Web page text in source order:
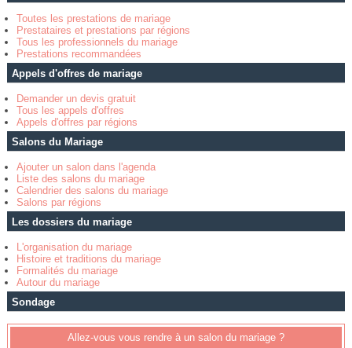
Toutes les prestations de mariage
Prestataires et prestations par régions
Tous les professionnels du mariage
Prestations recommandées
Appels d'offres de mariage
Demander un devis gratuit
Tous les appels d'offres
Appels d'offres par régions
Salons du Mariage
Ajouter un salon dans l'agenda
Liste des salons du mariage
Calendrier des salons du mariage
Salons par régions
Les dossiers du mariage
L'organisation du mariage
Histoire et traditions du mariage
Formalités du mariage
Autour du mariage
Sondage
Allez-vous vous rendre à un salon du mariage ?